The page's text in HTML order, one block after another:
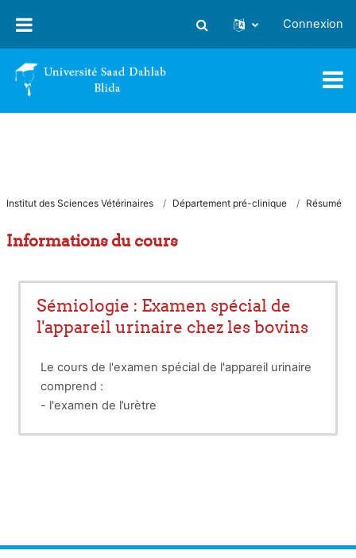
Activer/désactiver la saisie
Connexion
Institut des Sciences Vétérinaires Département pré-clinique Résumé
Informations du cours
Sémiologie : Examen spécial de
l'appareil urinaire chez les bovins
Le cours de l'examen spécial de l'appareil urinaire
comprend :
- l'examen de l’urètre